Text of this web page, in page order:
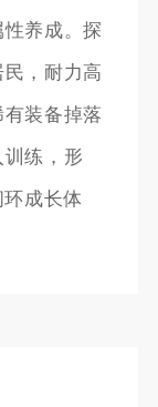
养成。探
，耐力高
装备掉落
练，形
成长体